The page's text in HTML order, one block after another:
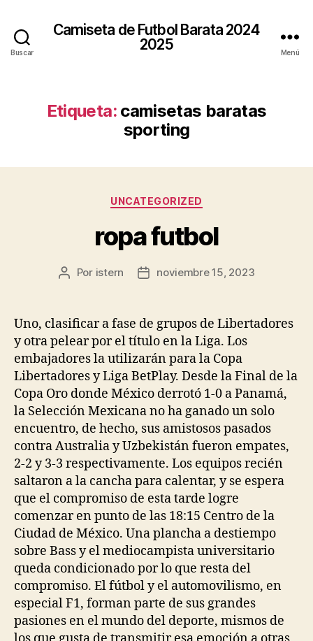
Buscar
Camiseta de Futbol Barata 2024
2025
Menú
Etiqueta: camisetas baratas
sporting
Categorías
UNCATEGORIZED
ropa futbol
Autor
entrada
Por istern
Fecha
entrada
noviembre 15, 2023
Uno, clasificar a fase de grupos de Libertadores
y otra pelear por el título en la Liga. Los
embajadores la utilizarán para la Copa
Libertadores y Liga BetPlay. Desde la Final de la
Copa Oro donde México derrotó 1-0 a Panamá,
la Selección Mexicana no ha ganado un solo
encuentro, de hecho, sus amistosos pasados
contra Australia y Uzbekistán fueron empates,
2-2 y 3-3 respectivamente. Los equipos recién
saltaron a la cancha para calentar, y se espera
que el compromiso de esta tarde logre
comenzar en punto de las 18:15 Centro de la
Ciudad de México. Una plancha a destiempo
sobre Bass y el mediocampista universitario
queda condicionado por lo que resta del
compromiso. El fútbol y el automovilismo, en
especial F1, forman parte de sus grandes
pasiones en el mundo del deporte, mismos de